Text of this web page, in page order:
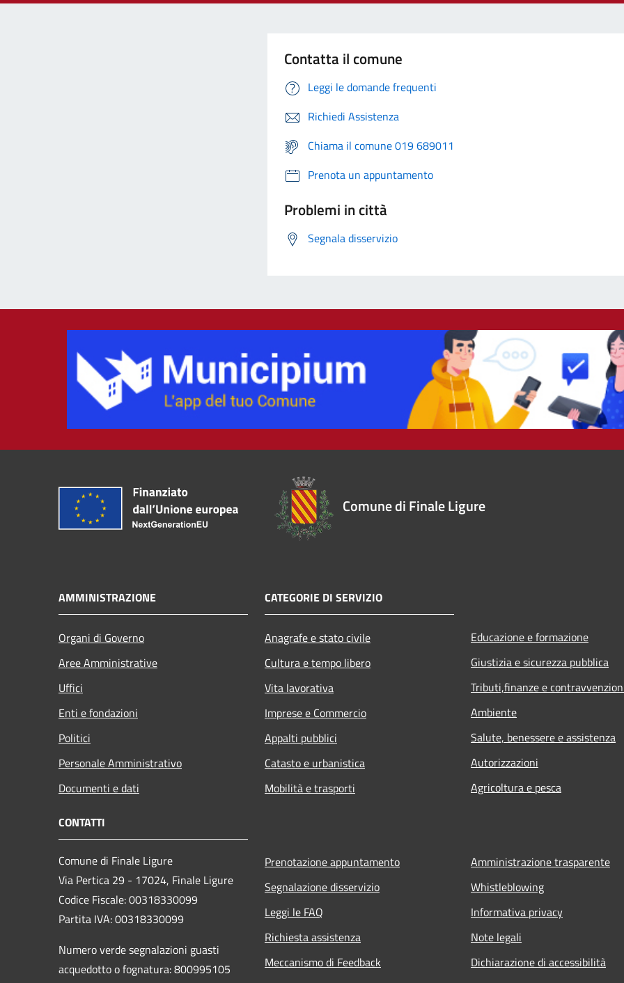
Contatta il comune
Leggi le domande frequenti
Richiedi Assistenza
Chiama il comune 019 689011
Prenota un appuntamento
Problemi in città
Segnala disservizio
Comune di Finale Ligure
AMMINISTRAZIONE
Organi di Governo
Aree Amministrative
Uffici
Enti e fondazioni
Politici
Personale Amministrativo
Documenti e dati
CATEGORIE DI SERVIZIO
Anagrafe e stato civile
Cultura e tempo libero
Vita lavorativa
Imprese e Commercio
Appalti pubblici
Catasto e urbanistica
Mobilità e trasporti
Educazione e formazione
Giustizia e sicurezza pubblica
Tributi,finanze e
Ambiente
Salute, benessere e assistenza
Autorizzazioni
Agricoltura e pesca
CONTATTI
Comune di Finale Ligure
Via Pertica 29 - 17024, Finale Ligure
Codice Fiscale: 00318330099
Partita IVA: 00318330099
Numero verde segnalazioni guasti
acquedotto o fognatura: 800995105
Prenotazione appuntamento
Segnalazione disservizio
Leggi le FAQ
Richiesta assistenza
Meccanismo di Feedback
Amministrazione trasparente
Whistleblowing
Informativa privacy
Note legali
Dichiarazione di accessibilità